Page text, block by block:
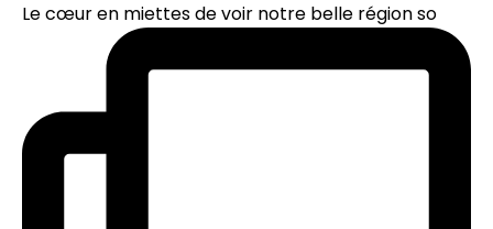
Le cœur en miettes de voir notre belle région so